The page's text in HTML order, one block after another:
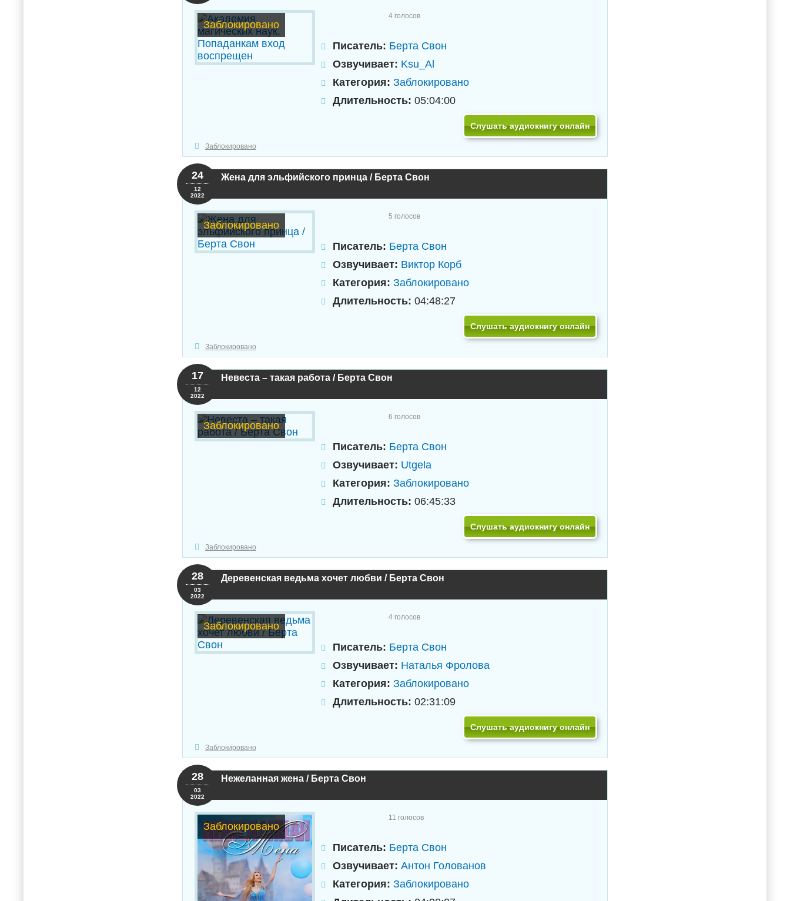
Заблокировано
4голосов
Писатель: Берта Свон
Озвучивает: Ksu_Al
Категория: Заблокировано
Длительность: 05:04:00
Слушать аудиокнигу онлайн
Заблокировано
Жена для эльфийского принца / Берта Свон
24
12
2022
Заблокировано
5 голосов
Писатель: Берта Свон
Озвучивает: Виктор Корб
Категория: Заблокировано
Длительность: 04:48:27
Слушать аудиокнигу онлайн
Заблокировано
Невеста – такая работа / Берта Свон
17
12
2022
Заблокировано
6 голосов
Писатель: Берта Свон
Озвучивает: Utgela
Категория: Заблокировано
Длительность: 06:45:33
Слушать аудиокнигу онлайн
Заблокировано
Деревенская ведьма хочет любви / Берта Свон
28
03
2022
Заблокировано
4голосов
Писатель: Берта Свон
Озвучивает: Наталья Фролова
Категория: Заблокировано
Длительность: 02:31:09
Слушать аудиокнигу онлайн
Заблокировано
Нежеланная жена / Берта Свон
28
03
2022
Заблокировано
11 голосов
Писатель: Берта Свон
Озвучивает: Антон Голованов
Категория: Заблокировано